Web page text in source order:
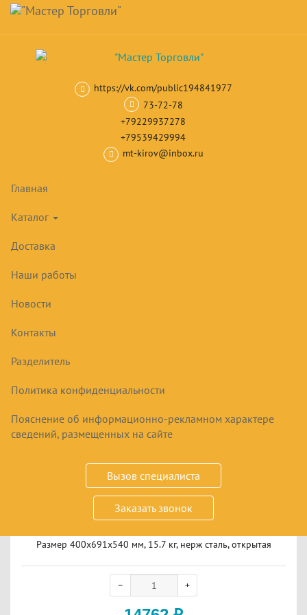
Skip
main
content
Навигация
https://vk.com/public194841977
73-72-78
+79229937278
+79539429994
mt-kirov@inbox.ru
Главная
Каталог
Доставка
Наши работы
Новости
Контакты
Разделитель
Политика конфиденциальности
Пояснение об информационно-рекламном характере
сведений, размещенных на сайте
Вызов специалиста
Заказать звонок
Корзина товар(ов)
Тепловое оборудование Плиты индукционные
ПЛИТЫ ИНДУКЦИОННЫЕ
ЧУВАШТОРГТЕХНИКА (ABAT)
Товары
ПОДСТАВКА ПОД ИНДУКЦИОННУЮ ПЛИТУ
Размер 400x691x540 мм, 15.7 кг, нерж сталь, открытая